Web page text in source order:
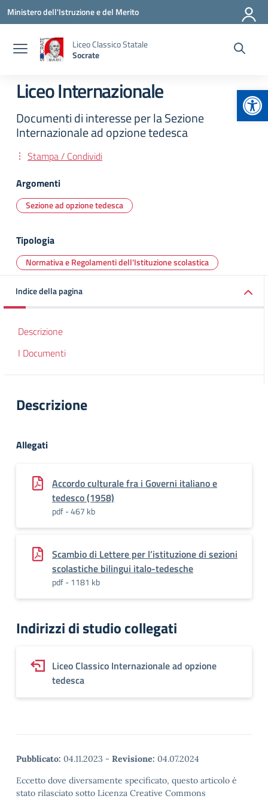
Vai ai contenuti
Vai al menu di navigazione
Vai al footer
Ministero dell'Istruzione e del Merito
Liceo Classico Statale
Socrate
Liceo Internazionale
Documenti di interesse per la Sezione
Internazionale ad opzione tedesca
Stampa / Condividi
Argomenti
Sezione ad opzione tedesca
Tipologia
Normativa e Regolamenti dell'Istituzione scolastica
Indice della pagina
Descrizione
I Documenti
Descrizione
Allegati
Accordo culturale fra i Governi italiano e
tedesco (1958)
pdf - 467 kb
Scambio di Lettere per l’istituzione di sezioni
scolastiche bilingui italo-tedesche
pdf - 1181 kb
Indirizzi di studio collegati
Liceo Classico Internazionale ad opzione
tedesca
Pubblicato: 04.11.2023 - Revisione: 04.07.2024
Eccetto dove diversamente specificato, questo articolo è
stato rilasciato sotto Licenza Creative Commons